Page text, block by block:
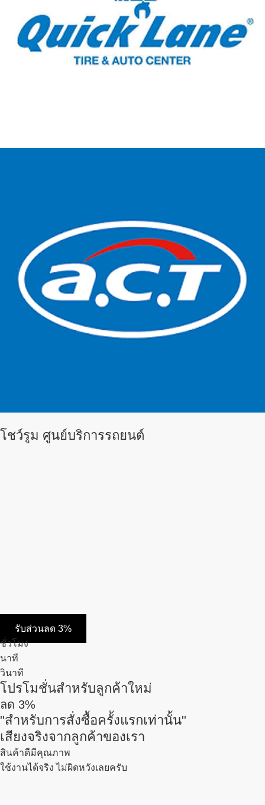
โชว์รูม ศูนย์บริการรถยนต์
รับส่วนลด 3%
ชั่วโมง
นาที
วินาที
โปรโมชั่นสำหรับลูกค้าใหม่
ลด 3%
"สำหรับการสั่งซื้อครั้งแรกเท่านั้น"
เสียงจริงจากลูกค้าของเรา
สินค้าดีมีคุณภาพ
ใช้งานได้จริง ไม่ผิดหวังเลยครับ